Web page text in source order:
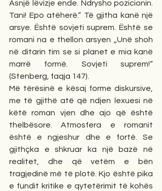
Asnjë lëvizje ende. Ndrysho pozicionin.
Tani! Epo atëherë.“ Të gjitha kanë një
arsye. Është sovjeti suprem. Është se
romani na e thellon arsyen „Unë shoh
në ditarin tim se si planet e mia kanë
marrë formë. Sovjeti suprem!“
(Stenberg, faqja 147).
Më tërësinë e kësaj forme diskursive,
me të gjithë atë që ndjen lexuesi në
këtë roman vjen dhe ajo që është
thelbësore. Atmosfera e romanit
është e ngjeshur dhe e fortë. Se
gjithçka e shkruar ka një bazë në
realitet, dhe që vetëm e bën
tragjedinë më të plotë. Kjo është pika
e fundit kritike e qytetërimit të kohës